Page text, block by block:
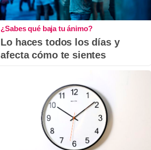
¿Sabes qué baja tu ánimo?
Lo haces todos los días y
afecta cómo te sientes